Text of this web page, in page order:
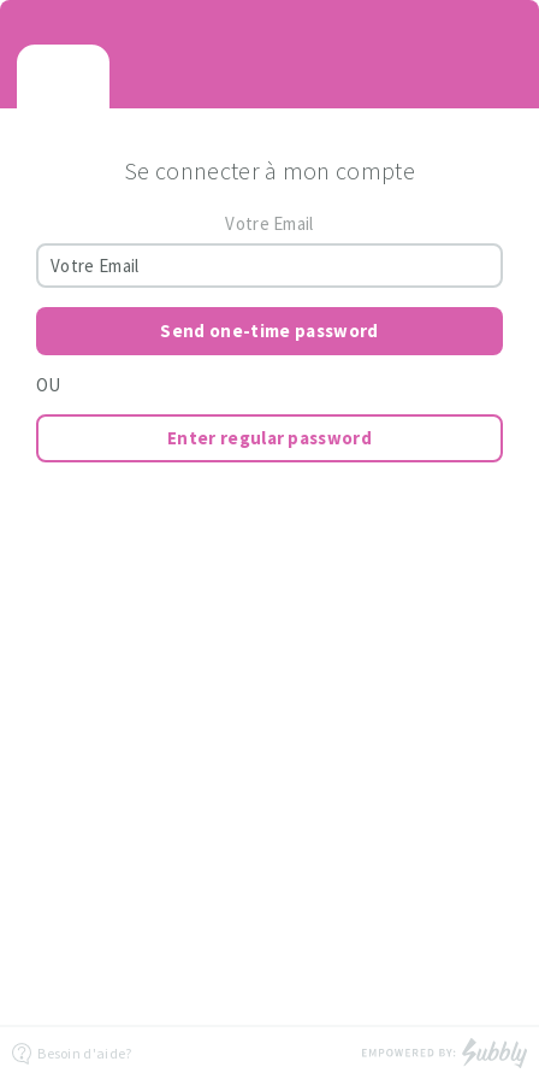
Se connecter à mon compte
Votre Email
Send one-time password
OU
Enter regular password
Besoin d'aide?